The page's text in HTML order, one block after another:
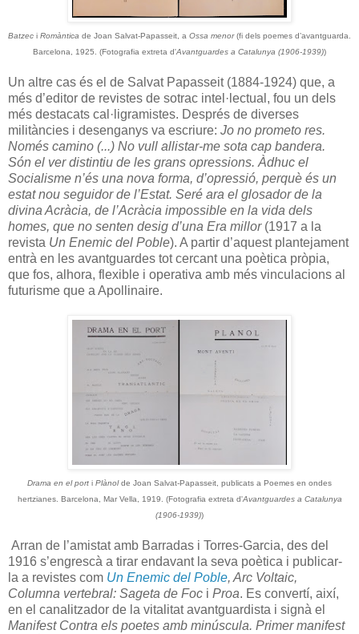
Batzec i Romàntica de Joan Salvat-Papasseit, a Ossa menor(fi dels poemes d’avantguarda.
Barcelona, 1925. (Fotografia extreta d'Avantguardes a Catalunya (1906-1939))
Un altre cas és el de Salvat Papasseit (1884-1924) que, a
més d’editor de revistes de sotrac intel·lectual, fou un dels
més destacats cal·ligramistes. Després de diverses
militàncies i desenganys va escriure: Jo no prometo res.
Només camino (...) No vull allistar-me sota cap bandera.
Són el ver distintiu de les grans opressions. Àdhuc el
Socialisme n’és una nova forma, d’opressió, perquè és un
estat nou seguidor de l’Estat. Seré ara el glosador de la
divina Acràcia, de l’Acràcia impossible en la vida dels
homes, que no senten desig d’una Era millor(1917 a la
revista Un Enemic del Poble). A partir d’aquest plantejament
entrà en les avantguardes tot cercant una poètica pròpia,
que fos, alhora, flexible i operativa amb més vinculacions al
futurisme que a Apollinaire.
Drama en el port i Plànolde Joan Salvat-Papasseit, publicats a Poemes en ondes
hertzianes. Barcelona, Mar Vella, 1919. (Fotografia extreta d'Avantguardes a Catalunya
(1906-1939))
Arran de l’amistat amb Barradas i Torres-Garcia, des del
1916 s’engrescà a tirar endavant la seva poètica i publicar-
la a revistes com Un Enemic del Poble, Arc Voltaic,
Columna vertebral: Sageta de Foc i Proa. Es convertí, així,
en el canalitzador de la vitalitat avantguardista i signà el
Manifest Contra els poetes amb minúscula. Primer manifest